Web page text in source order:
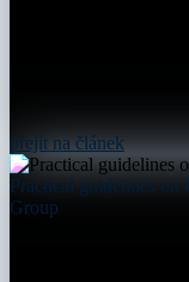
přejít na článek
Practical guidelines on
Group